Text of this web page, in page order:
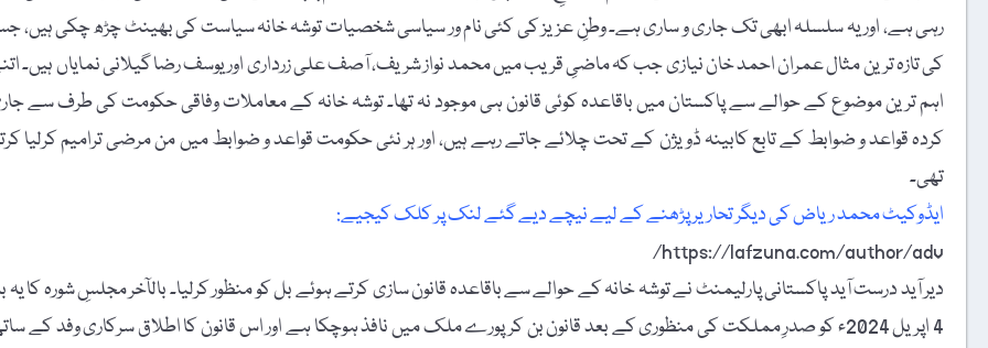
رہی ہے، اور یہ سلسلہ ابھی تک جاری و ساری ہے۔ وطنِ عزیز کی کئی نام ور سیاسی شخصیات توشہ خانہ سیاست کی بھینٹ چڑھ چکی ہیں،
کی تازہ ترین مثال عمران احمد خان نیازی جب کہ ماضیِ قریب میں محمد نواز شریف، آصف علی زرداری اور یوسف رضا گیلانی نمایاں ہیں۔
اہم ترین موضوع کے حوالے سے پاکستان میں باقاعدہ کوئی قانون ہی موجود نہ تھا۔ توشہ خانہ کے معاملات وفاقی حکومت کی طرف سے
کردہ قواعد و ضوابط کے تابع کابینہ ڈویژن کے تحت چلائے جاتے رہے ہیں، اور ہر نئی حکومت قواعد و ضوابط میں من مرضی ترامیم کرلیا
تھی۔
ایڈوکیٹ محمد ریاض کی دیگر تحاریر پڑھنے کے لیے نیچے دیے گئے لنک پر کلک کیجیے:
https://lafzuna.com/author/adv/
دیر آید درست آید پاکستانی پارلیمنٹ نے توشہ خانہ کے حوالے سے باقاعدہ قانون سازی کرتے ہوئے بل کو منظور کرلیا۔ بالآخر مجلسِ شورہ کا یہ
4 اپریل 2024ء کو صدرِ مملکت کی منظوری کے بعد قانون بن کر پورے ملک میں نافذ ہوچکا ہے اور اس قانون کا اطلاق سرکاری وفد کے